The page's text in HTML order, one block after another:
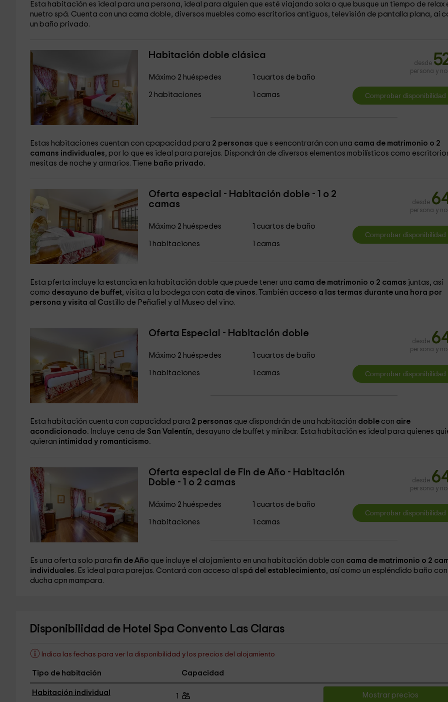
Esta habitación es ideal para una persona, ideal para alguien que esté viajando sola o que busque un tiempo de relax
nuetro spá. Cuenta con una cama doble, diversos muebles como escritorios antiguos, televisión de pantalla plana, aí
un baño privado.
Habitación doble clásica
Máximo 2 huéspedes
2 habitaciones
1 cuartos de baño
1 camas
desde
persona y
Estas habitaciones cuentan con cpapacidad para 2 personas que s eencontrarán con una cama de matrimonio o 2
camans individuales, por lo que es ideal para parejas. Dispondrán de diversos elementos mobilísticos como
mesitas de noche y armarios. Tiene baño privado.
Oferta especial - Habitación doble - 1 o 2
camas
Máximo 2 huéspedes
1 habitaciones
1 cuartos de baño
1 camas
desde
persona y
Esta pferta incluye la estancia en la habitación doble que puede tener una cama de matrimonio o 2 camas juntas, así
como desayuno de buffet, visita a la bodega con cata de vinos. También acceso a las termas durante una hora por
persona y visita al Castillo de Peñafiel y al Museo del vino.
Oferta Especial - Habitación doble
Máximo 2 huéspedes
1 habitaciones
1 cuartos de baño
1 camas
desde
persona y
Esta habitación cuenta con capacidad para 2 personas que dispondrán de una habitación doble con aire
acondicionado. Incluye cena de San Valentín, desayuno de buffet y minibar. Esta habitación es ideal para quienes
quieran intimidad y romanticismo.
Oferta especial de Fin de Año - Habitación
Doble - 1 o 2 camas
Máximo 2 huéspedes
1 habitaciones
1 cuartos de baño
1 camas
desde
persona y
Es una oferta solo para fin de Año que incluye el alojamiento en una habitación doble con cama de matrimonio o 2
individuales. Es ideal para parejas. Contará con acceso al spá del establecimiento, así como un espléndido baño con
ducha cpn mampara.
Disponibilidad de Hotel Spa Convento Las Claras
Indica las fechas para ver la disponibilidad y los precios del alojamiento
Tipo de habitación Capacidad
Habitación individual 1 Mostrar precios